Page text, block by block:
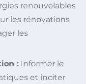
renouvelables
les rénovations
les
: Informer le
et inciter